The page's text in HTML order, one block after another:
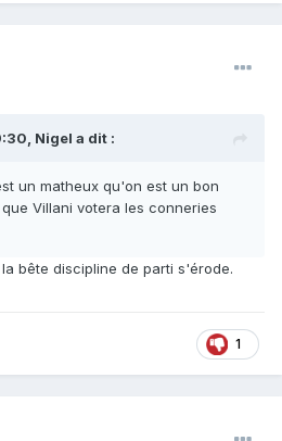
Nigel a dit :
un matheux qu'on est un bon
Villani votera les conneries
bête discipline de parti s'érode.
1